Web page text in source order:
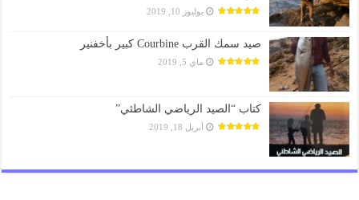
يوليوز 10, 2019
صيد سمك القرب Courbine كبير بأخفنير
ماي 5, 2019
كتاب “الصيد الرياضي الشاطئي”
أبريل 18, 2019